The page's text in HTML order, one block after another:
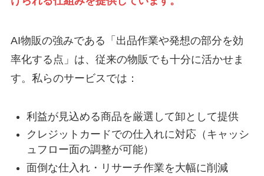
AI物販の強みである「出品作業や発想の部分を効
率化する点」は、従来の物販でも十分に活かせま
す。私らのサービスでは：
利益が見込める商品を厳選して卸として提供
クレジットカードでの仕入れに対応（キャッシ
ュフロー面の調整が可能）
面倒な仕入れ・リサーチ作業を大幅に削減